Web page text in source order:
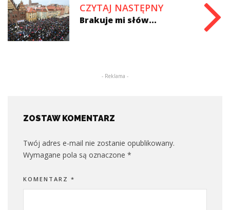
CZYTAJ NASTĘPNY
Brakuje mi słów...
- Reklama -
ZOSTAW KOMENTARZ
Twój adres e-mail nie zostanie opublikowany.
Wymagane pola są oznaczone *
KOMENTARZ *